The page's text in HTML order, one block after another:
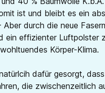
ist und bleibt es ein
durch die neue
ein effizienter
Körper-Klima.
dafür gesorgt,
die zwischenzeitlich